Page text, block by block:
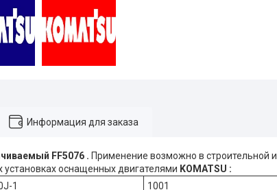
Информация для заказа
FF5076 . Применение возможно в строительной и
установках оснащенных двигателями KOMATSU :
1
1001